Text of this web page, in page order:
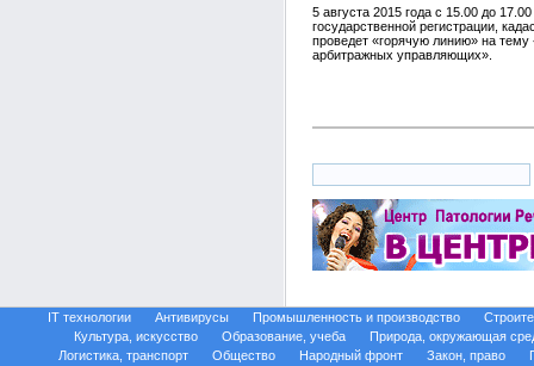
5 августа 2015 года с 15.00 до
государственной регистрации,
проведет «горячую линию» на
арбитражных управляющих».
IT технологии Антивирусы Промышленность и производство
Культура, искусство
Образование, учеба
Природа, окружающая
Логистика, транспорт
Общество Народный фронт Закон, право